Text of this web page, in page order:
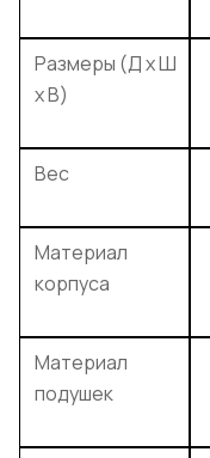
Размеры (Д х Ш
х В)
Вес
Материал
корпуса
Материал
подушек